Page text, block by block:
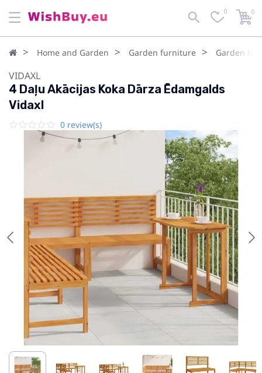
0 0
Home and Garden Garden furniture Garden
VIDAXL
4 Daļu Akācijas Koka Dārza Ēdamgalds
Vidaxl
0 review(s)